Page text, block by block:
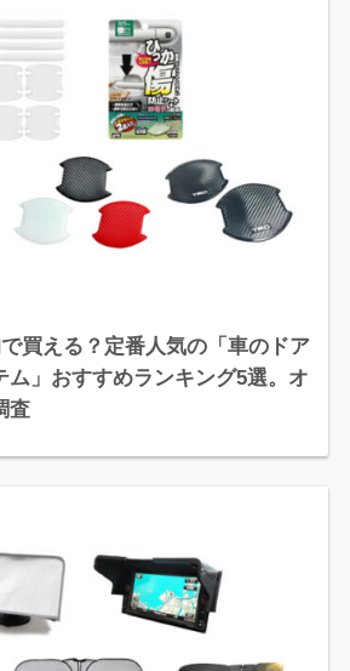
買える？定番人気の「車のドア
ム」おすすめランキング5選。オ
査